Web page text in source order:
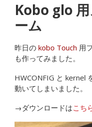
Kobo glo
ーム
昨日の kobo Touch 用
も作ってみました。
HWCONFIG と kernel
動いてしまいました。
→ダウンロードはこち